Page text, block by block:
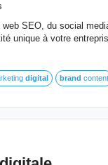
SEO, du social
unique à votre
digital brand content